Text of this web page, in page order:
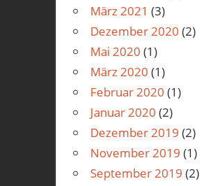
März 2021 (3)
Dezember 2020 (2)
Mai 2020 (1)
März 2020 (1)
Februar 2020 (1)
Januar 2020 (2)
Dezember 2019 (2)
November 2019 (1)
September 2019 (2)